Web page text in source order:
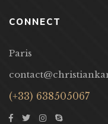
CONNECT
Paris
(+33) 638505067